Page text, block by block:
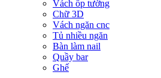
Vách ốp tường
Chữ 3D
Vách ngăn cnc
Tủ nhiều ngăn
Bàn làm nail
Quầy bar
Ghế